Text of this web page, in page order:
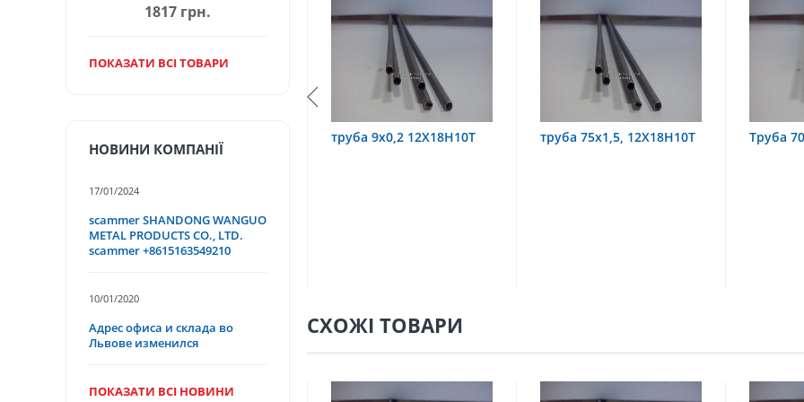
труба 9х0,2 12Х18Н10Т труба 75х1,5, 12Х18Н10Т Труба
СХОЖІ ТОВАРИ
1817 грн.
ПОКАЗАТИ ВСІ ТОВАРИ
НОВИНИ КОМПАНІЇ
17/01/2024
scammer SHANDONG WANGUO
METAL PRODUCTS CO., LTD.
scammer +8615163549210
10/01/2020
Адрес офиса и склада во
Львове изменился
ПОКАЗАТИ ВСІ НОВИНИ